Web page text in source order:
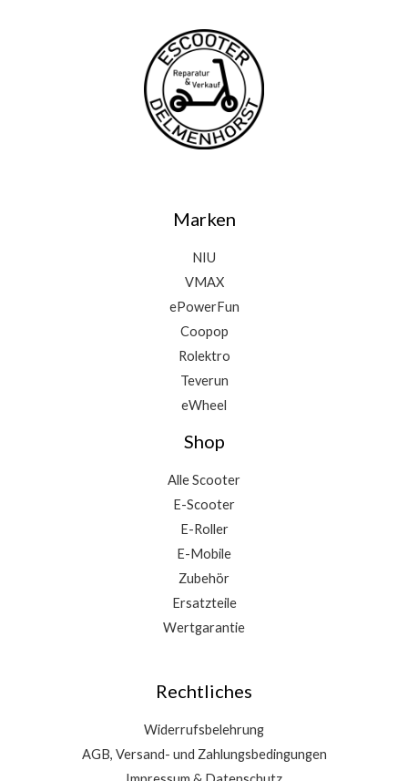
Marken
NIU
VMAX
ePowerFun
Coopop
Rolektro
Teverun
eWheel
Shop
Alle Scooter
E-Scooter
E-Roller
E-Mobile
Zubehör
Ersatzteile
Wertgarantie
Rechtliches
Widerrufsbelehrung
AGB, Versand- und Zahlungsbedingungen